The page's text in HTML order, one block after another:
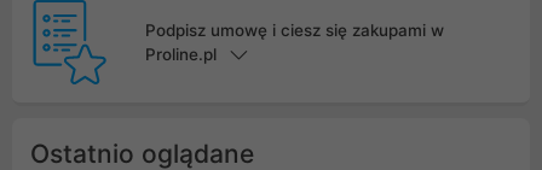
Podpisz umowę i ciesz się zakupami w
Proline.pl
Ostatnio oglądane